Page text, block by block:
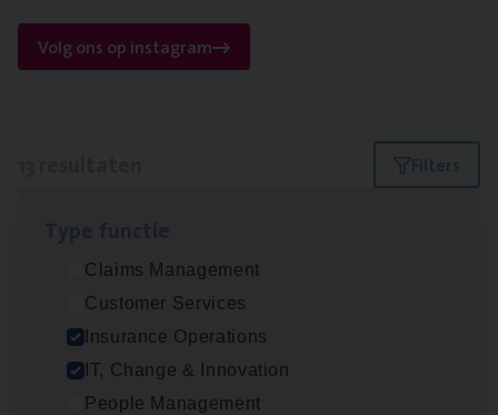
Volg ons op instagram
Filters
Claims Management
Customer Services
Insurance Operations
IT, Change & Innovation
People Management
Dos­sier­be­heer­der ver­ze­ke­rin­gen — Soci­al
Pro­fit en Public
Insurance Operations
Antwerpen